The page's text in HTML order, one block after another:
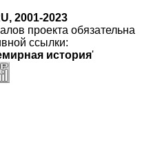
2001-2023
проекта обязательна
ссылки:
история'